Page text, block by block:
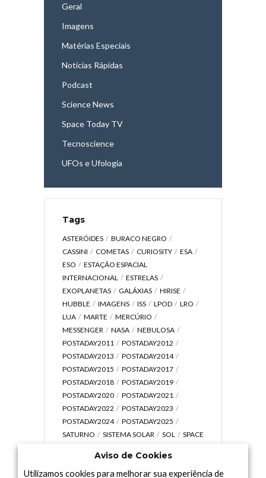
Geral
Imagens
Matérias Especiais
Notícias Rápidas
Podcast
Science News
Space Today TV
Tecnoscience
UFOs e Ufologia
Tags
ASTERÓIDES
BURACO NEGRO
CASSINI
COMETAS CURIOSITY
ESA
ESO
ESTAÇÃO ESPACIAL
INTERNACIONAL
ESTRELAS
EXOPLANETAS
GALÁXIAS
HIRISE
HUBBLE
IMAGENS ISS LPOD
LRO
LUA
MARTE
MERCÚRIO
MESSENGER
NASA
NEBULOSA
POSTADAY2011
POSTADAY2012
POSTADAY2013
POSTADAY2014
POSTADAY2015
POSTADAY2017
POSTADAY2018
POSTADAY2019
POSTADAY2020
POSTADAY2021
POSTADAY2022
POSTADAY2023
POSTADAY2024
POSTADAY2025
SATURNO
SISTEMA SOLAR SOL
SPACE
UNIVERSO
VÍDEO
Aviso de Cookies
Utilizamos cookies para melhorar sua experiência de